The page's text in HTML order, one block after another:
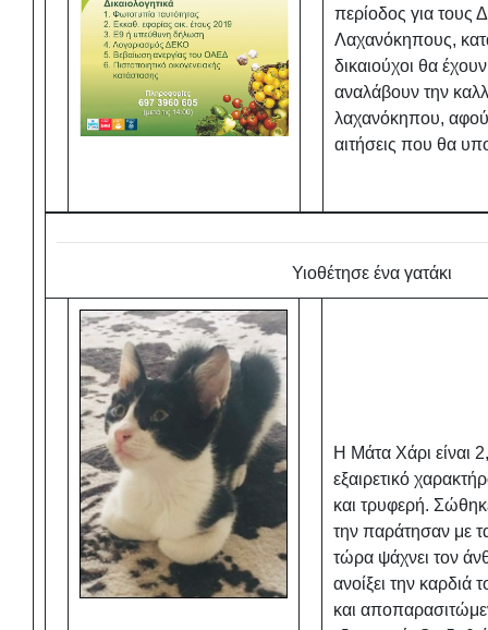
περίοδος για τους
Λαχανόκηπους,
δικαιούχοι θα
αναλάβουν την
λαχανόκηπου, αφού
αιτήσεις που θα
Υιοθέτησε ένα γατάκι
Η Μάτα Χάρι είναι
εξαιρετικό
και τρυφερή.
την παράτησαν με
τώρα ψάχνει τον
ανοίξει την καρδιά
και